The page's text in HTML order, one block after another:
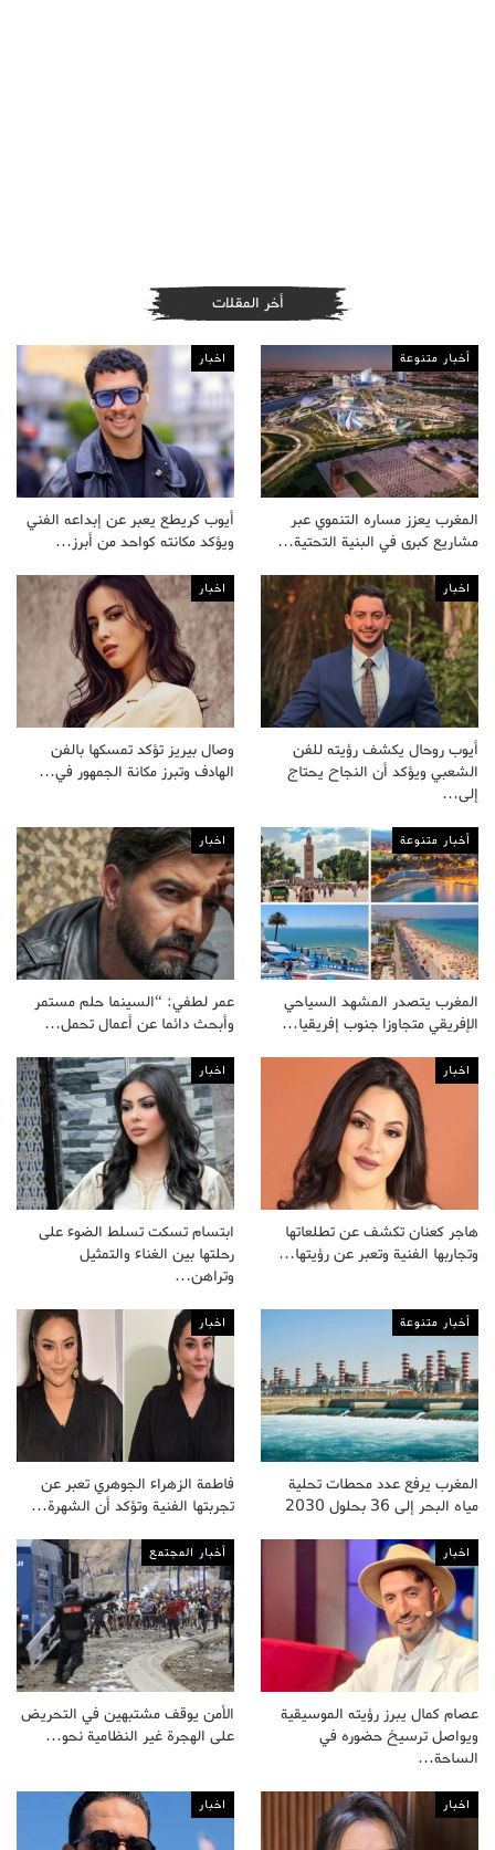
أخر المقلات
أخبار متنوعة
المغرب يعزز مساره التنموي عبر
مشاريع كبرى في البنية التحتية…
اخبار
أيوب كريطع يعبر عن إبداعه الفني
ويؤكد مكانته كواحد من أبرز…
اخبار
أيوب روحال يكشف رؤيته للفن
الشعبي ويؤكد أن النجاح يحتاج
إلى…
اخبار
وصال بيريز تؤكد تمسكها بالفن
الهادف وتبرز مكانة الجمهور في…
أخبار متنوعة
المغرب يتصدر المشهد السياحي
الإفريقي متجاوزا جنوب إفريقيا…
اخبار
عمر لطفي: “السينما حلم مستمر
وأبحث دائما عن أعمال تحمل…
اخبار
هاجر كعنان تكشف عن تطلعاتها
وتجاربها الفنية وتعبر عن رؤيتها…
اخبار
ابتسام تسكت تسلط الضوء على
رحلتها بين الغناء والتمثيل
وتراهن…
أخبار متنوعة
المغرب يرفع عدد محطات تحلية
مياه البحر إلى 36 بحلول 2030
اخبار
فاطمة الزهراء الجوهري تعبر عن
تجربتها الفنية وتؤكد أن الشهرة…
اخبار
عصام كمال يبرز رؤيته الموسيقية
ويواصل ترسيخ حضوره في
الساحة…
أخبار المجتمع
الأمن يوقف مشتبهين في التحريض
على الهجرة غير النظامية نحو…
اخبار اخبار